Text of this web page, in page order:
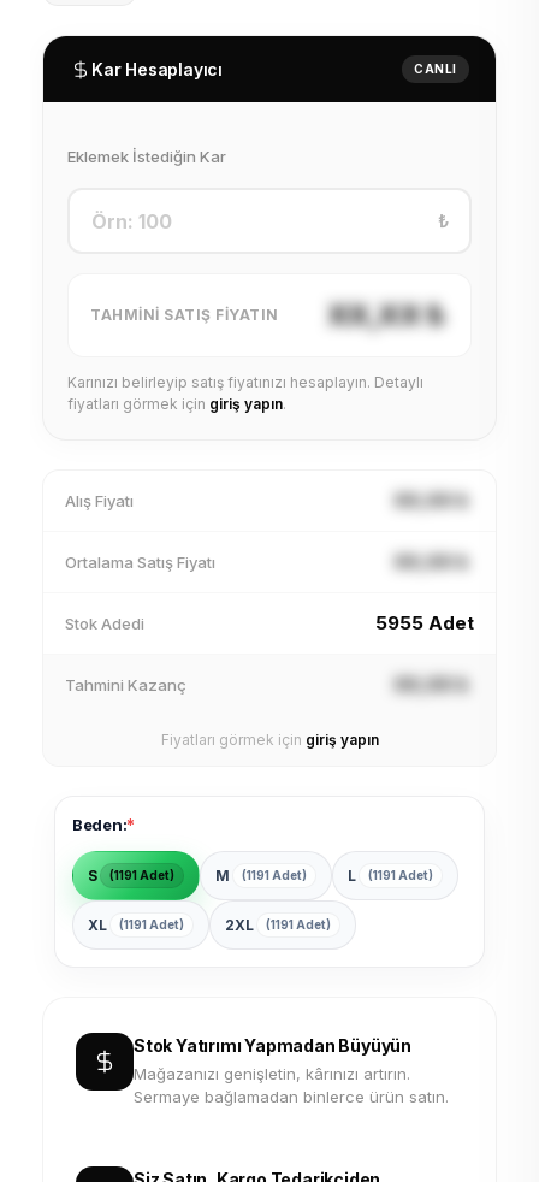
Kar Hesaplayıcı CANLI
Eklemek İstediğin Kar
₺
TAHMINI SATIŞ FIYATIN XX,XX ₺
Karınızı belirleyip satış fiyatınızı hesaplayın. Detaylı
fiyatları görmek için giriş yapın.
Alış Fiyatı XX,XX ₺
Ortalama Satış Fiyatı XX,XX ₺
Stok Adedi 5955 Adet
Tahmini Kazanç XX,XX ₺
Fiyatları görmek için giriş yapın
Beden:*
S (1191 Adet) M (1191 Adet) L (1191 Adet)
XL (1191 Adet) 2XL (1191 Adet)
Stok Yatırımı Yapmadan Büyüyün
Mağazanızı genişletin, kârınızı artırın.
Sermaye bağlamadan binlerce ürün satın.